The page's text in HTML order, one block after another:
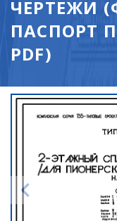
ЧЕРТЕЖИ
ПАСПОРТ
PDF)